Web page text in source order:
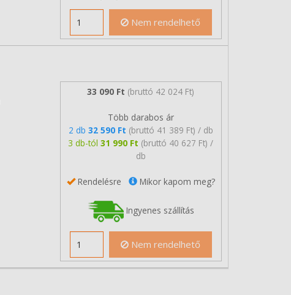
Nem rendelhető
33 090 Ft (bruttó 42 024 Ft)
Több darabos ár
2 db 32 590 Ft (bruttó 41 389 Ft) / db
3 db-tól31 990 Ft (bruttó 40 627 Ft) /
db
Rendelésre Mikor kapom meg?
Ingyenes szállítás
Nem rendelhető